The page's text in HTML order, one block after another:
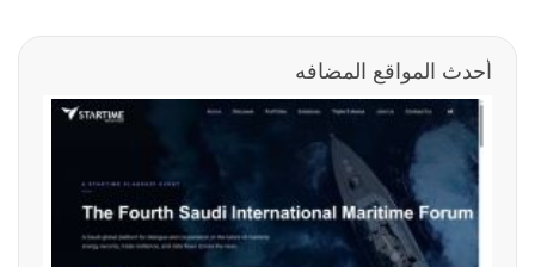
أحدث المواقع المضافه